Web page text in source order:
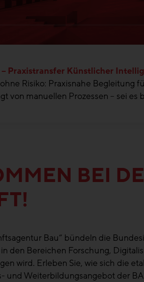
– Praxistransfer Künstlicher
Risiko: Praxisnahe Begleitung
von manuellen Prozessen – sei es
BEI
Bau“ bündeln die
den Bereichen Forschung,
wird. Erleben Sie, wie sich die
und Weiterbildungsangebot der